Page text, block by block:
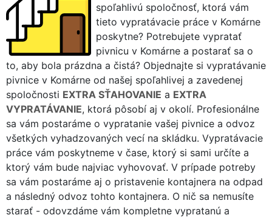
spoľahlivú spoločnosť, ktorá vám
tieto vypratávacie práce v Komárne
poskytne? Potrebujete vypratať
pivnicu v Komárne a postarať sa o
to, aby bola prázdna a čistá? Objednajte si vypratávanie
pivnice v Komárne od našej spoľahlivej a zavedenej
spoločnosti EXTRA SŤAHOVANIE a EXTRA
VYPRATÁVANIE, ktorá pôsobí aj v okolí. Profesionálne
sa vám postaráme o vypratanie vašej pivnice a odvoz
všetkých vyhadzovaných vecí na skládku. Vypratávacie
práce vám poskytneme v čase, ktorý si sami určíte a
ktorý vám bude najviac vyhovovať. V prípade potreby
sa vám postaráme aj o pristavenie kontajnera na odpad
a následný odvoz tohto kontajnera. O nič sa nemusíte
starať - odovzdáme vám kompletne vypratanú a